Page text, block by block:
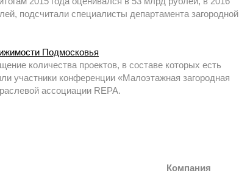
подсчитали специалисты департамента загородной
Подмосковья
количества проектов, в составе которых есть
участники конференции «Малоэтажная загородная
ассоциации REPA.
Компания